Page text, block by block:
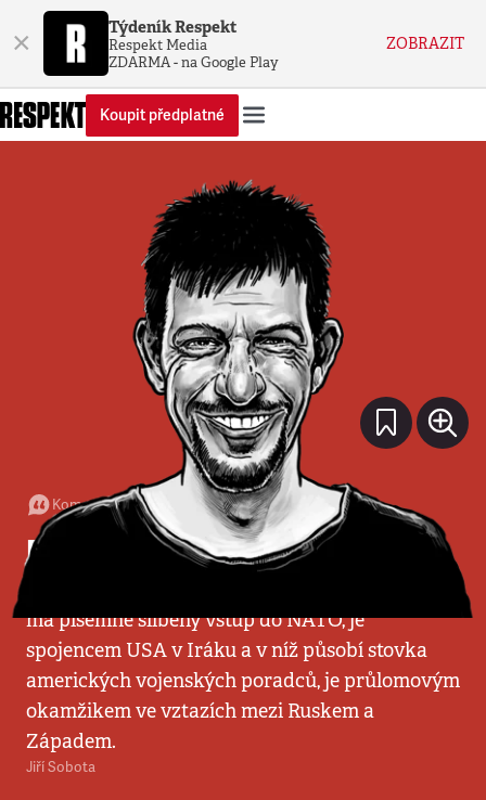
× Týdeník Respekt
Respekt Media
ZDARMA - na Google Play
ZOBRAZIT
Koupit předplatné
Komentář•17. 8. 2008 minut
Ruské probuzení
má písemně slíbený vstup do NATO, je
spojencem USA v Iráku a v níž působí stovka
amerických vojenských poradců, je průlomovým
okamžikem ve vztazích mezi Ruskem a
Západem.
Jiří Sobota